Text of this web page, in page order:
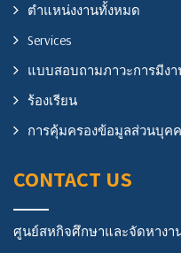
ตำแหน่งงานทั้งหมด
Services
แบบสอบถามภาวะการมี
ร้องเรียน
การคุ้มครองข้อมูลส่วนบุค
CONTACT US
ศูนย์สหกิจศึกษาและจัดหางา